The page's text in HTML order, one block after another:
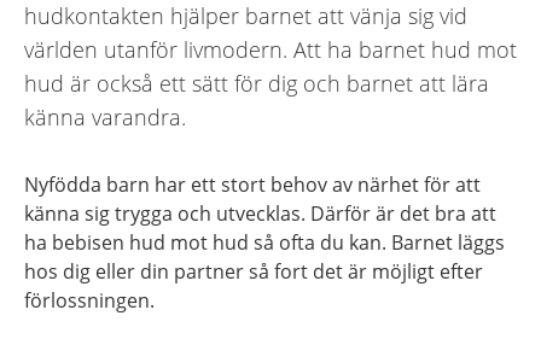
hudkontakten hjälper barnet att vänja sig vid
världen utanför livmodern. Att ha barnet hud mot
hud är också ett sätt för dig och barnet att lära
känna varandra.
Nyfödda barn har ett stort behov av närhet för att
känna sig trygga och utvecklas. Därför är det bra att
ha bebisen hud mot hud så ofta du kan. Barnet läggs
hos dig eller din partner så fort det är möjligt efter
förlossningen.